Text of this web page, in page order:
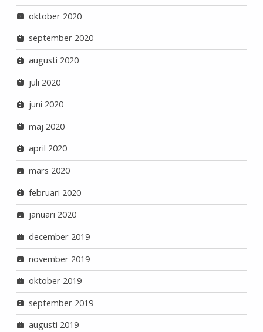
oktober 2020
september 2020
augusti 2020
juli 2020
juni 2020
maj 2020
april 2020
mars 2020
februari 2020
januari 2020
december 2019
november 2019
oktober 2019
september 2019
augusti 2019